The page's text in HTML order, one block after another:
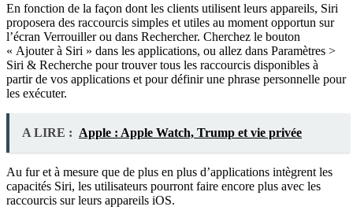
En fonction de la façon dont les clients utilisent leurs appareils, Siri
proposera des raccourcis simples et utiles au moment opportun sur
l’écran Verrouiller ou dans Rechercher. Cherchez le bouton
« Ajouter à Siri » dans les applications, ou allez dans Paramètres >
Siri & Recherche pour trouver tous les raccourcis disponibles à
partir de vos applications et pour définir une phrase personnelle pour
les exécuter.
A LIRE : Apple : Apple Watch, Trump et vie privée
Au fur et à mesure que de plus en plus d’applications intègrent les
capacités Siri, les utilisateurs pourront faire encore plus avec les
raccourcis sur leurs appareils iOS.